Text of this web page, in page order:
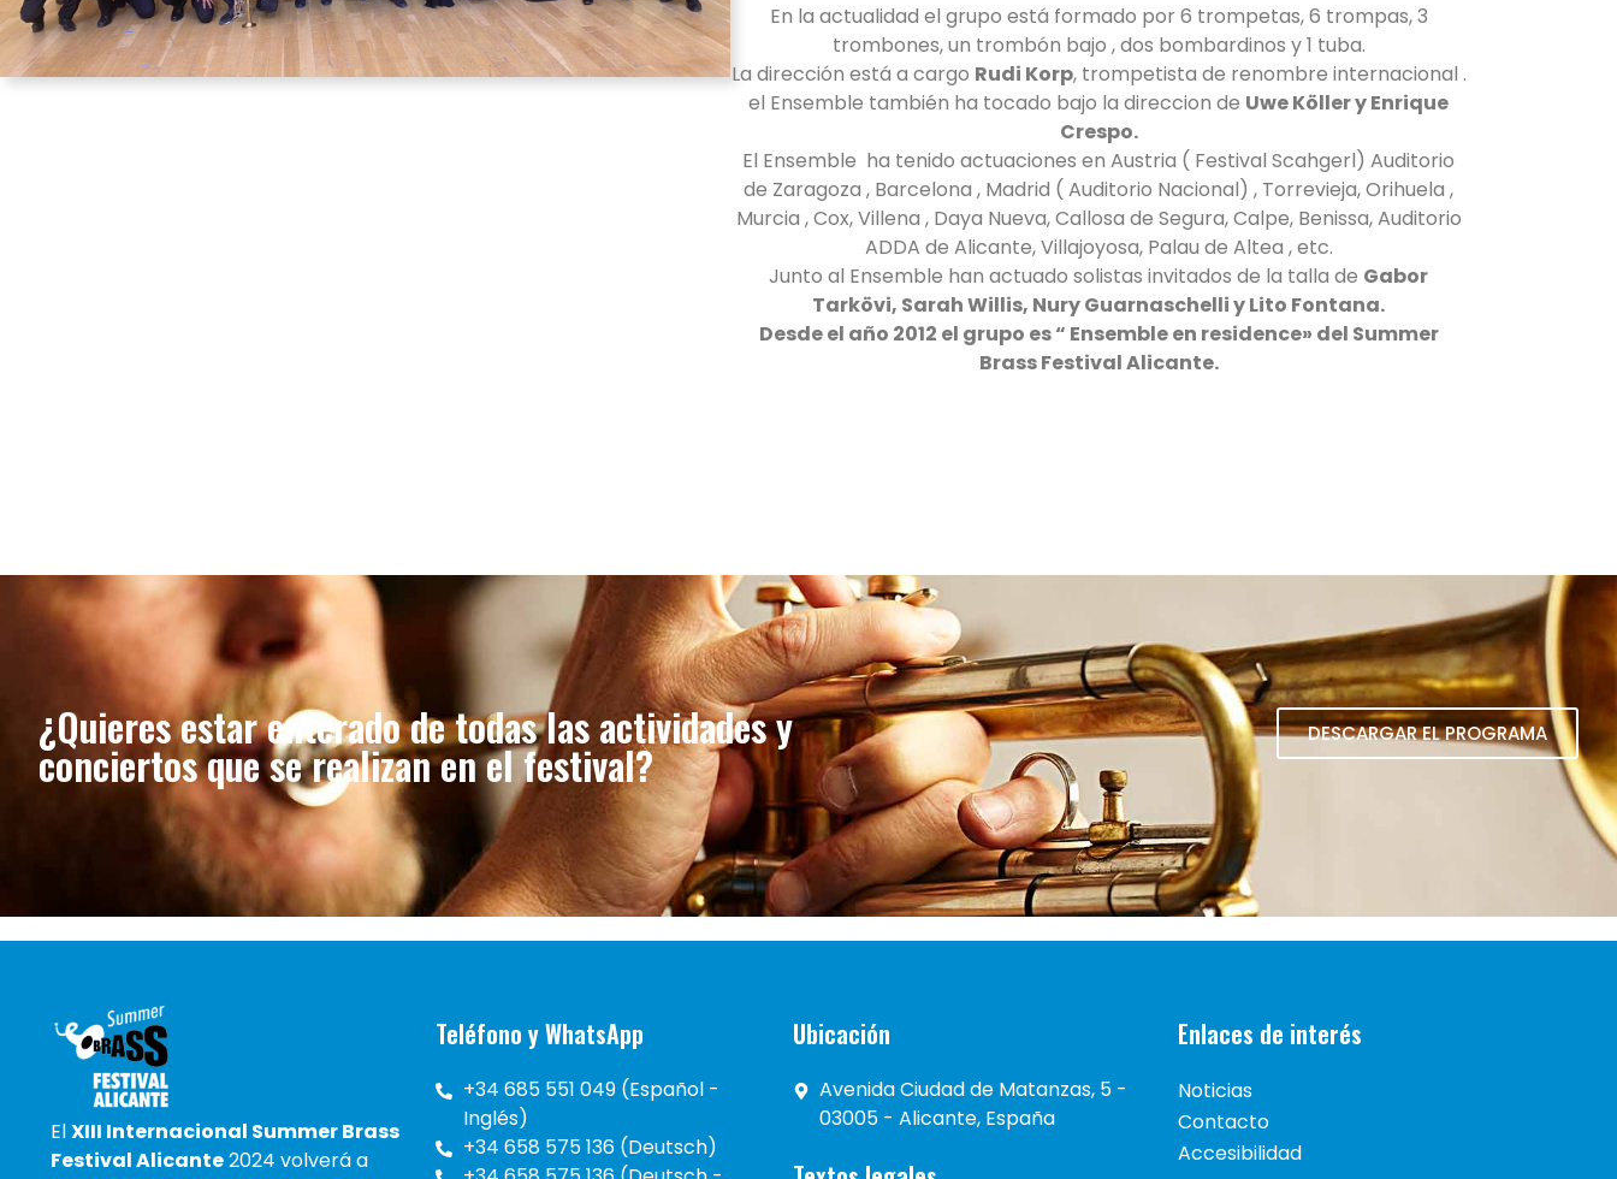
En la actualidad el grupo está formado por 6 trompetas, 6 trompas, 3
trombones, un trombón bajo , dos bombardinos y 1 tuba.
La dirección está a cargo Rudi Korp, trompetista de renombre internacional .
el Ensemble también ha tocado bajo la direccion de Uwe Köller y Enrique
Crespo.
El Ensemble ha tenido actuaciones en Austria ( Festival Scahgerl) Auditorio
de Zaragoza , Barcelona , Madrid ( Auditorio Nacional) , Torrevieja, Orihuela ,
Murcia , Cox, Villena , Daya Nueva, Callosa de Segura, Calpe, Benissa, Auditorio
ADDA de Alicante, Villajoyosa, Palau de Altea , etc.
Junto al Ensemble han actuado solistas invitados de la talla de Gabor
Tarkövi, Sarah Willis, Nury Guarnaschelli y Lito Fontana.
Desde el año 2012 el grupo es “ Ensemble en residence» del Summer
Brass Festival Alicante.
¿Quieres estar enterado de todas las actividades y
conciertos que se realizan en el festival?
DESCARGAR EL PROGRAMA
ElXIII Internacional Summer Brass
Festival Alicante2024 volverá a
Teléfono y WhatsApp
+34 685 551 049 (Español -
Inglés)
+34 658 575 136 (Deutsch)
Ubicación
Avenida Ciudad de Matanzas, 5 -
03005 - Alicante, España
Enlaces de interés
Noticias
Contacto
Accesibilidad